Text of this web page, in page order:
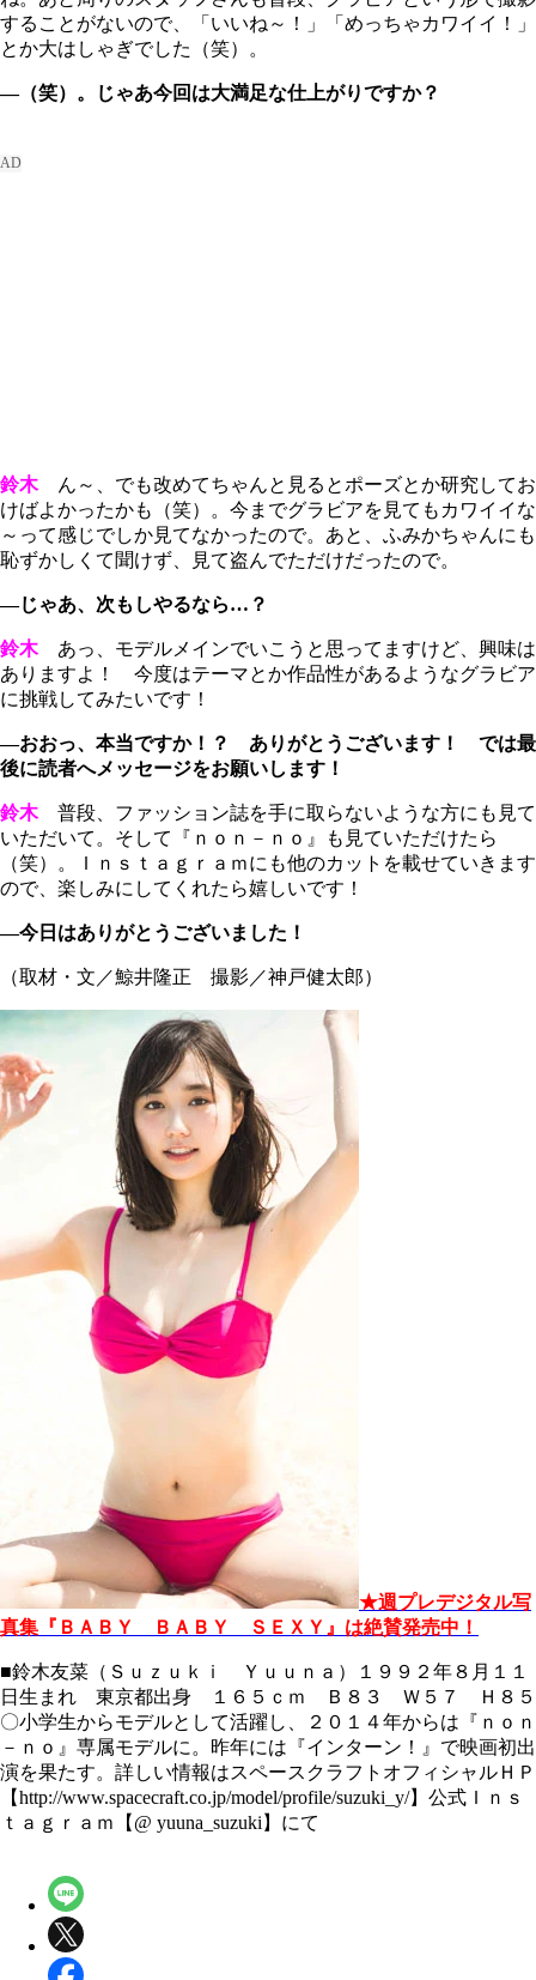
することがないので、「いいね～！」「めっちゃカワイイ！」
とか大はしゃぎでした（笑）。
―（笑）。じゃあ今回は大満足な仕上がりですか？
鈴木ん～、でも改めてちゃんと見るとポーズとか研究してお
けばよかったかも（笑）。今までグラビアを見てもカワイイな
～って感じでしか見てなかったので。あと、ふみかちゃんにも
恥ずかしくて聞けず、見て盗んでただけだったので。
―じゃあ、次もしやるなら…？
鈴木あっ、モデルメインでいこうと思ってますけど、興味は
ありますよ！ 今度はテーマとか作品性があるようなグラビア
に挑戦してみたいです！
―おおっ、本当ですか！？ ありがとうございます！ では最
後に読者へメッセージをお願いします！
鈴木普段、ファッション誌を手に取らないような方にも見て
いただいて。そして『ｎｏｎ－ｎｏ』も見ていただけたら
（笑）。Ｉｎｓｔａｇｒａｍにも他のカットを載せていきます
ので、楽しみにしてくれたら嬉しいです！
―今日はありがとうございました！
（取材・文／鯨井隆正 撮影／神戸健太郎）
★週プレデジタル写
真集『ＢＡＢＹ ＢＡＢＹ ＳＥＸＹ』は絶賛発売中！
■鈴木友菜（Ｓｕｚｕｋｉ Ｙｕｕｎａ）１９９２年８月１１
日生まれ 東京都出身 １６５ｃｍ Ｂ８３ Ｗ５７ Ｈ８５
〇小学生からモデルとして活躍し、２０１４年からは『ｎｏｎ
－ｎｏ』専属モデルに。昨年には『インターン！』で映画初出
演を果たす。詳しい情報はスペースクラフトオフィシャルＨＰ
【http://www.spacecraft.co.jp/model/profile/suzuki_y/】公式Ｉｎｓ
ｔａｇｒａｍ【@ yuuna_suzuki】にて